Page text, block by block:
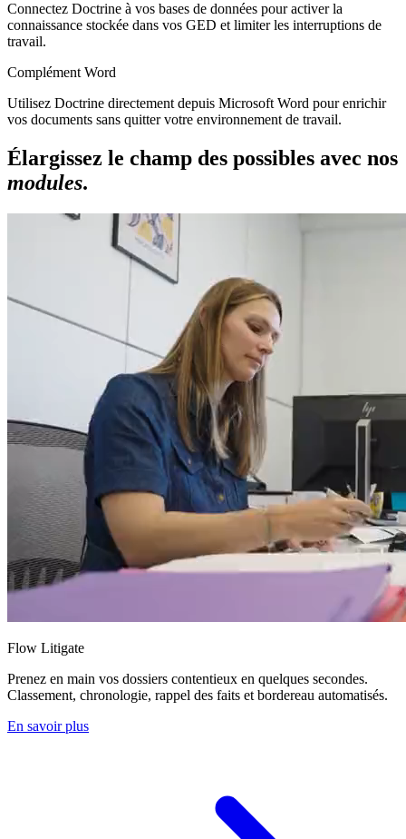
Connectez Doctrine à vos bases de données pour activer la
connaissance stockée dans vos GED et limiter les interruptions de
travail.
Complément Word
Utilisez Doctrine directement depuis Microsoft Word pour enrichir
vos documents sans quitter votre environnement de travail.
Élargissez le champ des possibles avec nos
modules.
Flow Litigate
Prenez en main vos dossiers contentieux en quelques secondes.
Classement, chronologie, rappel des faits et bordereau automatisés.
En savoir plus